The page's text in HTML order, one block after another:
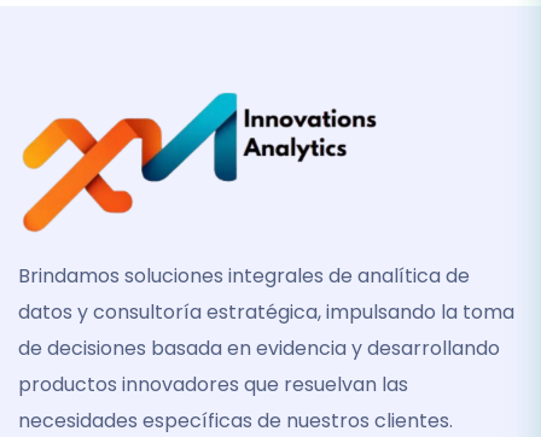
Brindamos soluciones integrales de analítica de
datos y consultoría estratégica, impulsando la toma
de decisiones basada en evidencia y desarrollando
productos innovadores que resuelvan las
necesidades específicas de nuestros clientes.